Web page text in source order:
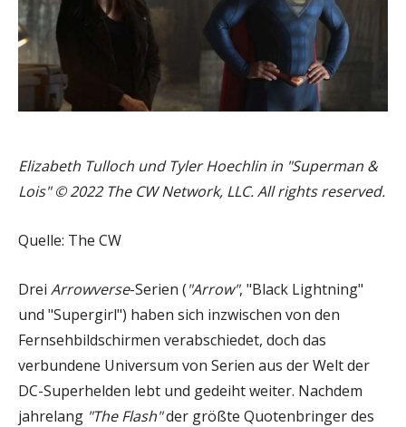
Elizabeth Tulloch und Tyler Hoechlin in "Superman &
Lois" © 2022 The CW Network, LLC. All rights reserved.
Quelle: The CW
Drei Arrowverse-Serien ("Arrow", "Black Lightning"
und "Supergirl") haben sich inzwischen von den
Fernsehbildschirmen verabschiedet, doch das
verbundene Universum von Serien aus der Welt der
DC-Superhelden lebt und gedeiht weiter. Nachdem
jahrelang "The Flash"der größte Quotenbringer des